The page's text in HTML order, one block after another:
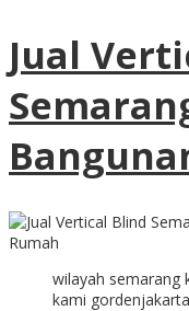
Jual
wilayah semarang
kami